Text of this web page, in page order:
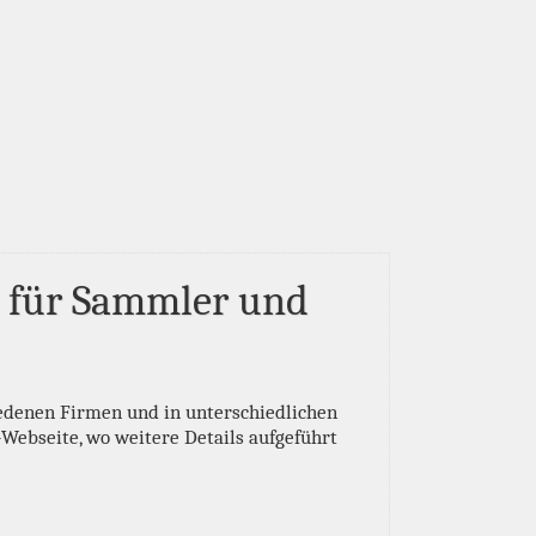
Sammler und
Firmen und in unterschiedlichen
wo weitere Details aufgeführt